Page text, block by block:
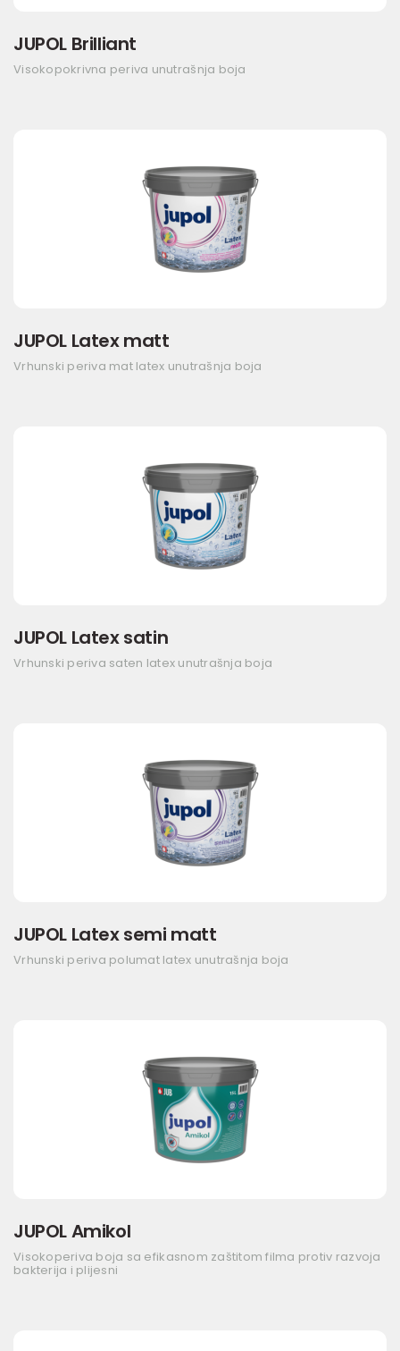
JUPOL Brilliant
Visokopokrivna periva unutrašnja boja
JUPOL Latex matt
Vrhunski periva mat latex unutrašnja boja
JUPOL Latex satin
Vrhunski periva saten latex unutrašnja boja
JUPOL Latex semi matt
Vrhunski periva polumat latex unutrašnja boja
JUPOL Amikol
Visokoperiva boja sa efikasnom zaštitom filma protiv razvoja
bakterija i plijesni